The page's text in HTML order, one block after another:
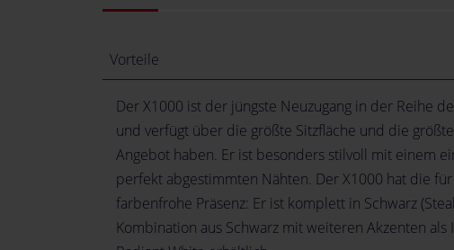
Vorteile
Der X1000 ist der jüngste Neuzugang in der Reihe
und verfügt über die größte Sitzfläche und die
Angebot haben. Er ist besonders stilvoll mit einem
perfekt abgestimmten Nähten. Der X1000 hat die
farbenfrohe Präsenz: Er ist komplett in Schwarz
Kombination aus Schwarz mit weiteren Akzenten